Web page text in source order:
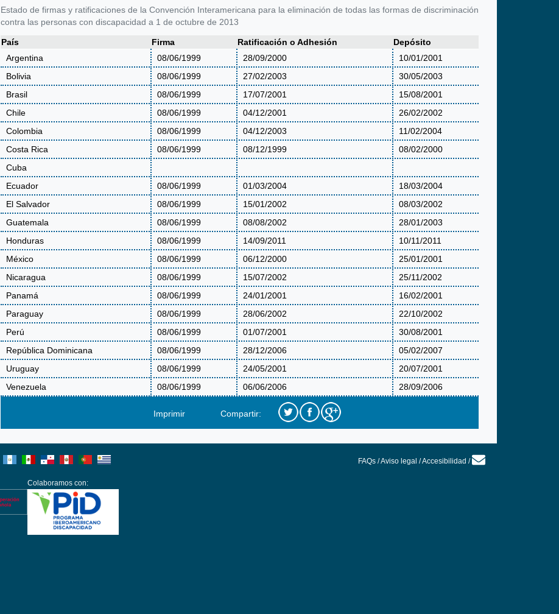
Estado de firmas y ratificaciones de la Convención Interamericana para la eliminación de todas las formas de discriminación
contra las personas con discapacidad a 1 de octubre de 2013
País Firma Ratificación o Adhesión
Depósito
Argentina
08/06/1999 28/09/2000
10/01/2001
Bolivia
08/06/1999 27/02/2003
30/05/2003
Brasil
08/06/1999 17/07/2001
15/08/2001
Chile
08/06/1999 04/12/2001
26/02/2002
Colombia
08/06/1999 04/12/2003
11/02/2004
Costa Rica
08/06/1999 08/12/1999
08/02/2000
Cuba
Ecuador
08/06/1999 01/03/2004
18/03/2004
El Salvador
08/06/1999 15/01/2002
08/03/2002
Guatemala
08/06/1999 08/08/2002
28/01/2003
Honduras
08/06/1999 14/09/2011
10/11/2011
México
08/06/1999 06/12/2000
25/01/2001
Nicaragua
08/06/1999 15/07/2002
25/11/2002
Panamá
08/06/1999 24/01/2001
16/02/2001
Paraguay
08/06/1999 28/06/2002
22/10/2002
Perú
08/06/1999 01/07/2001
30/08/2001
República Dominicana
08/06/1999 28/12/2006
05/02/2007
Uruguay
08/06/1999 24/05/2001
20/07/2001
Venezuela
08/06/1999 06/06/2006 28/09/2006
Imprimir Compartir:
FAQs/Aviso legal /Accesibilidad /
Colaboramos con: